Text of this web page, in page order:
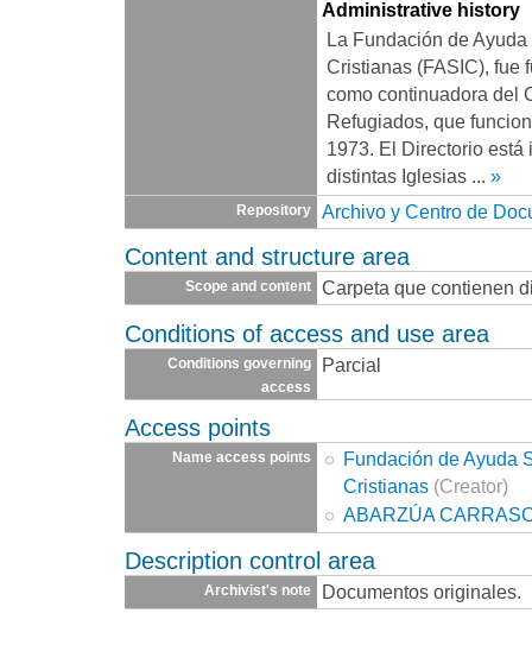
Administrative history
La Fundación de
Cristianas (FASIC), fue
como continuadora del
Refugiados, que
1973. El Directorio está
distintas Iglesias ... »
Repository Archivo y Centro de
Content and structure area
Scope and content Carpeta que contienen
Conditions of access and use area
Conditions governing
access
Parcial
Access points
Name access points
Fundación de Ayuda
Cristianas (Creator)
ABARZÚA
Description control area
Archivist's note Documentos originales.